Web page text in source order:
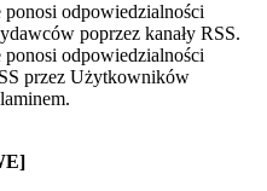
odpowiedzialności
poprzez kanały RSS.
odpowiedzialności
przez Użytkowników